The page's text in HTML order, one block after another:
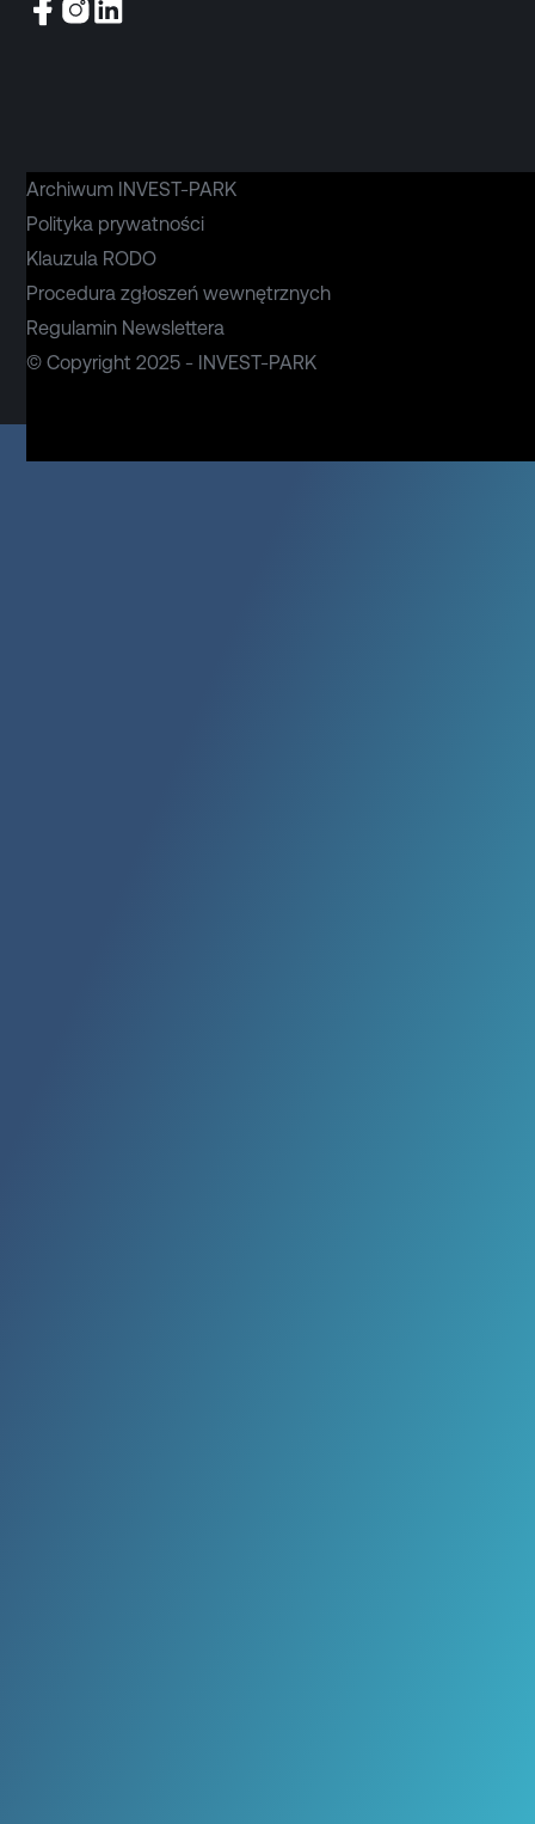
© Copyright 2025 - INVEST-PARK
Archiwum INVEST-PARK
Polityka prywatności
Klauzula RODO
Procedura zgłoszeń wewnętrznych
Regulamin Newslettera